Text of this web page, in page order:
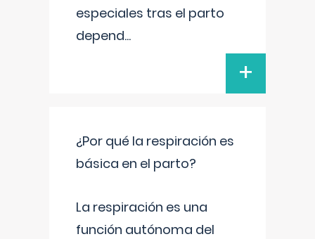
especiales tras el parto
depend...
+
¿Por qué la respiración es
básica en el parto?
La respiración es una
función autónoma del